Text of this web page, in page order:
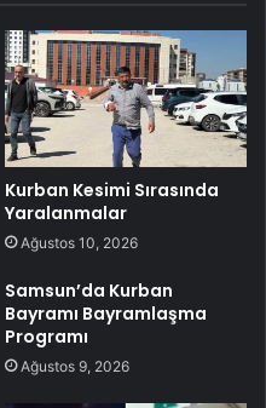
Kurban Kesimi Sırasında
Yaralanmalar
Ağustos 10, 2026
Samsun’da Kurban
Bayramı Bayramlaşma
Programı
Ağustos 9, 2026